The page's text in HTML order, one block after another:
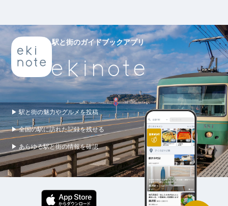
駅と街のガイドブックアプリ
▶ 駅と街の魅力やグルメを投稿
▶ 全国の駅に訪れた記録を残せる
▶ あらゆる駅と街の情報を確認